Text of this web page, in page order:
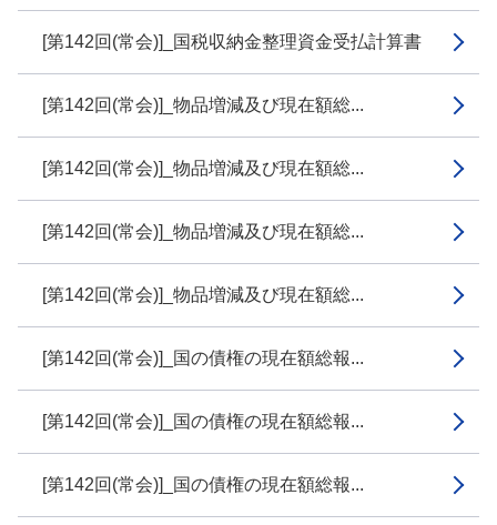
[第142回(常会)]_国税収納金整理資金受払計算書
[第142回(常会)]_物品増減及び現在額総...
[第142回(常会)]_物品増減及び現在額総...
[第142回(常会)]_物品増減及び現在額総...
[第142回(常会)]_物品増減及び現在額総...
[第142回(常会)]_国の債権の現在額総報...
[第142回(常会)]_国の債権の現在額総報...
[第142回(常会)]_国の債権の現在額総報...